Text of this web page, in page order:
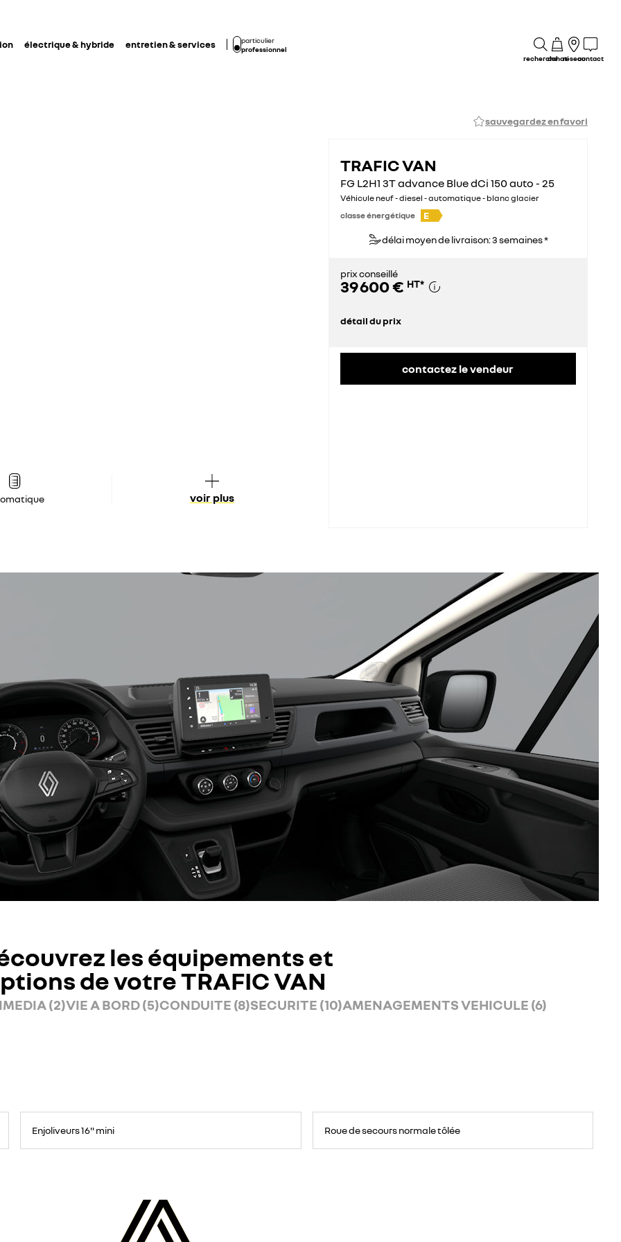
électrique & hybride entretien & services
particulier
professionnel
rechercheachatréseaucontact
sauvegardez en favori
voir plus
TRAFIC VAN
FG L2H1 3T advance Blue dCi 150 auto - 25
Véhicule neuf - diesel - automatique - blanc glacier
classe énergétique
E
délai moyen de livraison: 3 semaines *
prix conseillé
39 600 € HT*
détail du prix
contactez le vendeur
les équipements et
de votre TRAFIC VAN
(2)VIE A BORD (5)CONDUITE (8)SECURITE (10)AMENAGEMENTS VEHICULE (6)
Enjoliveurs 16" mini
secours
Roue de secours normale tôlée